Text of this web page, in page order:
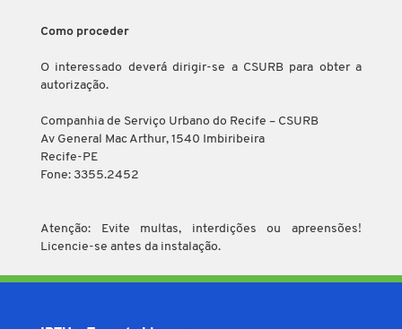
Como proceder
O interessado deverá dirigir-se a CSURB para obter a
autorização.
Companhia de Serviço Urbano do Recife – CSURB
Av General Mac Arthur, 1540 Imbiribeira
Recife-PE
Fone: 3355.2452
Atenção: Evite multas, interdições ou apreensões!
Licencie-se antes da instalação.